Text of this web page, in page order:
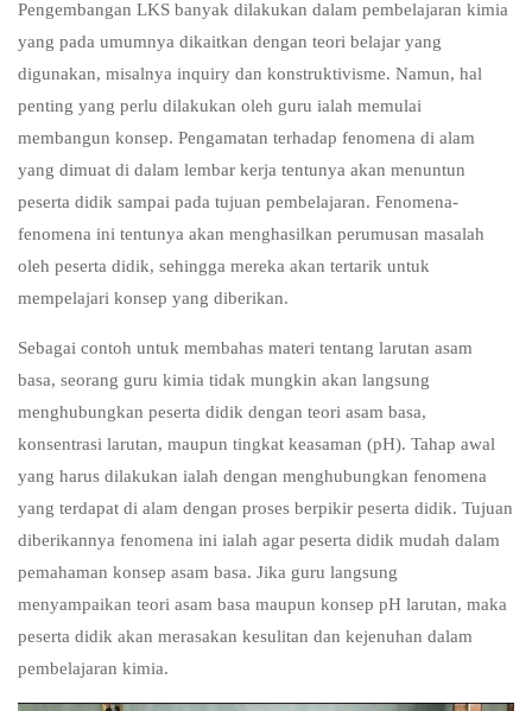
Pengembangan LKS banyak dilakukan dalam pembelajaran kimia
yang pada umumnya dikaitkan dengan teori belajar yang
digunakan, misalnya inquiry dan konstruktivisme. Namun, hal
penting yang perlu dilakukan oleh guru ialah memulai
membangun konsep. Pengamatan terhadap fenomena di alam
yang dimuat di dalam lembar kerja tentunya akan menuntun
peserta didik sampai pada tujuan pembelajaran. Fenomena-
fenomena ini tentunya akan menghasilkan perumusan masalah
oleh peserta didik, sehingga mereka akan tertarik untuk
mempelajari konsep yang diberikan.
Sebagai contoh untuk membahas materi tentang larutan asam
basa, seorang guru kimia tidak mungkin akan langsung
menghubungkan peserta didik dengan teori asam basa,
konsentrasi larutan, maupun tingkat keasaman (pH). Tahap awal
yang harus dilakukan ialah dengan menghubungkan fenomena
yang terdapat di alam dengan proses berpikir peserta didik. Tujuan
diberikannya fenomena ini ialah agar peserta didik mudah dalam
pemahaman konsep asam basa. Jika guru langsung
menyampaikan teori asam basa maupun konsep pH larutan, maka
peserta didik akan merasakan kesulitan dan kejenuhan dalam
pembelajaran kimia.